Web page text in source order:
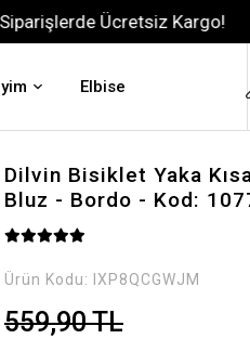
Kargo! 2500₺
Elbise
Dilvin Bisiklet Yaka
Bluz - Bordo - Kod:
Ürün Kodu: IXP8QCGWJM
559,90 TL